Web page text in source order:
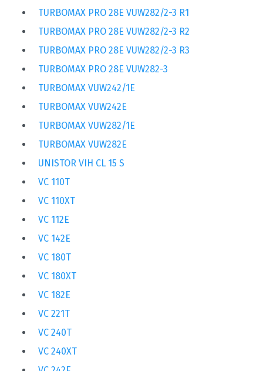
TURBOMAX PRO 28E VUW282/2-3 R1
TURBOMAX PRO 28E VUW282/2-3 R2
TURBOMAX PRO 28E VUW282/2-3 R3
TURBOMAX PRO 28E VUW282-3
TURBOMAX VUW242/1E
TURBOMAX VUW242E
TURBOMAX VUW282/1E
TURBOMAX VUW282E
UNISTOR VIH CL 15 S
VC 110T
VC 110XT
VC 112E
VC 142E
VC 180T
VC 180XT
VC 182E
VC 221T
VC 240T
VC 240XT